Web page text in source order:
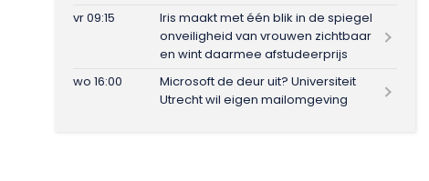
vr 09:15
Iris maakt met één blik in de spiegel
onveiligheid van vrouwen zichtbaar
en wint daarmee afstudeerprijs
wo 16:00
Microsoft de deur uit? Universiteit
Utrecht wil eigen mailomgeving